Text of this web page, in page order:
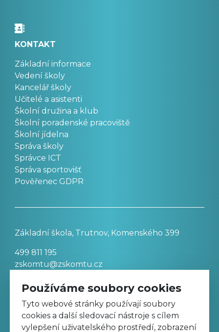
KONTAKT
Základní informace
Vedení školy
Kancelář školy
Učitelé a asistenti
Školní družina a klub
Školní poradenské pracoviště
Školní jídelna
Správa školy
Správce ICT
Správa sportovišť
Pověřenec GDPR
Základní škola, Trutnov, Komenského 399
499 811 195
zskomtu@zskomtu.cz
Prohlášení o přístupnosti stránek
Nastavení cookies
Používáme soubory cookies
Tyto webové stránky používají soubory
cookies a další sledovací nástroje s cílem
vylepšení uživatelského prostředí, zobrazení